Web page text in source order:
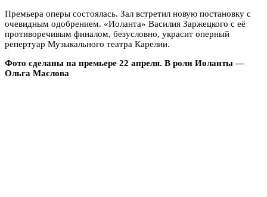
Премьера оперы состоялась. Зал встретил новую постановку с
очевидным одобрением. «Иоланта» Василия Заржецкого с её
противоречивым финалом, безусловно, украсит оперный
репертуар Музыкального театра Карелии.
Фото сделаны на премьере 22 апреля. В роли Иоланты —
Ольга Маслова